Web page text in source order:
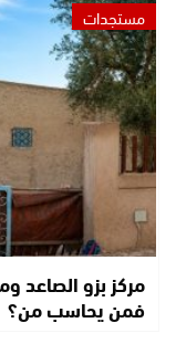
مستجدات
مركز بزو الصاعد
فمن يحاسب من؟